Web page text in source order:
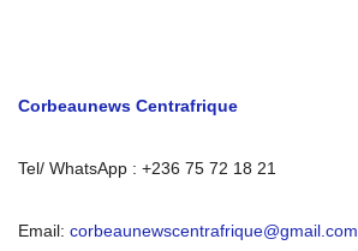
Corbeaunews Centrafrique
Tel/ WhatsApp : +236 75 72 18 21
Email: corbeaunewscentrafrique@gmail.com